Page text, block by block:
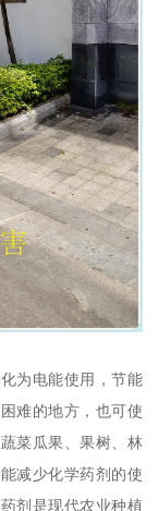
为电能使用，节能
难的地方，也可使
菜瓜果、果树、林
减少化学药剂的使
剂是现代农业种植